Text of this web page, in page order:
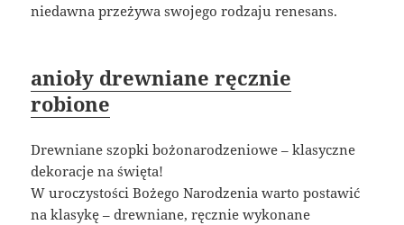
niedawna przeżywa swojego rodzaju renesans.
anioły drewniane ręcznie
robione
Drewniane szopki bożonarodzeniowe – klasyczne
dekoracje na święta!
W uroczystości Bożego Narodzenia warto postawić
na klasykę – drewniane, ręcznie wykonane